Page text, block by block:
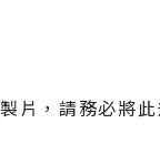
片，請務必將